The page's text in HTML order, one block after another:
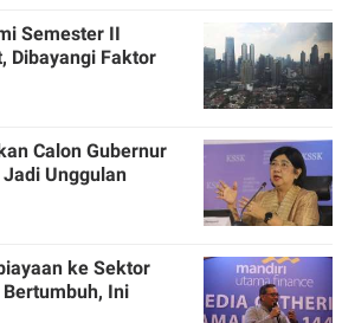
Semester II
Dibayangi Faktor
Calon Gubernur
Unggulan
ke Sektor
Ini